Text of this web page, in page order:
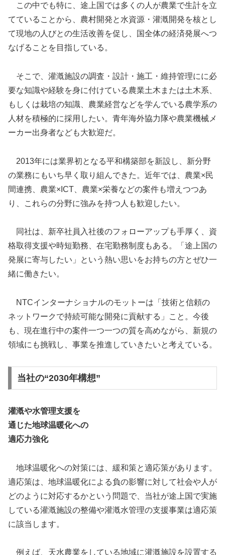
この中でも特に、途上国では多くの人が農業で生計を立
てていることから、農村開発と水資源・灌漑開発を核とし
て現地の人びとの生活改善を促し、国全体の経済発展へつ
なげることを目指している。
そこで、灌漑施設の調査・設計・施工・維持管理にに必
要な知識や経験を身に付けている農業土木または土木系、
もしくは栽培の知識、農業経営などを学んでいる農学系の
人材を積極的に採用したい。青年海外協力隊や農業機械メ
ーカー出身者なども大歓迎だ。
2013年には業界初となる平和構築部を新設し、新分野
の業務にもいち早く取り組んできた。近年では、農業×民
間連携、農業×ICT、農業×栄養などの案件も増えつつあ
り、これらの分野に強みを持つ人も歓迎したい。
同社は、新卒社員入社後のフォローアップも手厚く、資
格取得支援や時短勤務、在宅勤務制度もある。「途上国の
発展に寄与したい」という熱い思いをお持ちの方とぜひ一
緒に働きたい。
NTCインターナショナルのモットーは「技術と信頼の
ネットワークで持続可能な開発に貢献する」こと。今後
も、現在進行中の案件一つ一つの質を高めながら、新規の
領域にも挑戦し、事業を推進していきたいと考えている。
当社の“2030年構想”
灌漑や水管理支援を
通じた地球温暖化への
適応力強化
地球温暖化への対策には、緩和策と適応策があります。
適応策は、地球温暖化による負の影響に対して社会や人が
どのように対応するかという問題で、当社が途上国で実施
している灌漑施設の整備や灌漑水管理の支援事業は適応策
に該当します。
例えば、天水農業をしている地域に灌漑施設を設置する